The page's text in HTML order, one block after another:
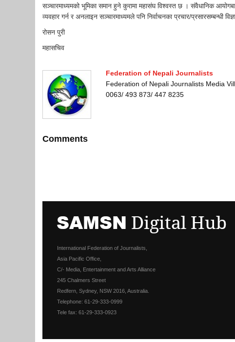
सञ्चारमाध्यमको भूमिका समान हुने कुरामा महासंघ विश्वस्त छ । संवैधानिक
व्यवहार गर्न र अनलाइन सञ्चारमाध्यमले पनि निर्वाचनका प्रचार/प्रसारसम्बन्धी
रोसन पुरी
महासचिव
Federation of Nepali Journalists
Federation of Nepali Journalists Media
0063/ 493 873/ 447 8235
Comments
International Federation of Journalists,
Asia Pacific Office,
C/- Media, Entertainment and Arts Alliance
245 Chalmers Street
Redfern, Sydney, NSW 2016, Australia.
Telephone: 61-29-333-0999
Tele fax: 61-29-333-0923